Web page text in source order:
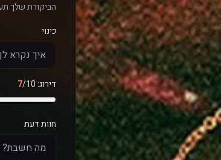
הביקורת שלך
כינוי
דירוג: 7/10
חוות דעת